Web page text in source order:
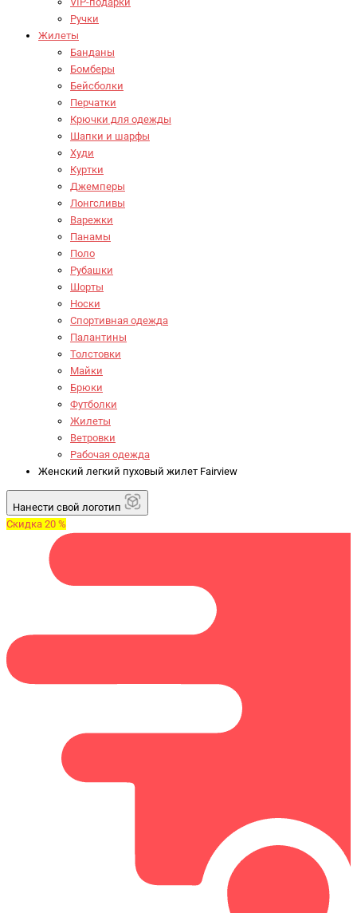
Ручки
Жилеты
Банданы
Бомберы
Бейсболки
Перчатки
Крючки для одежды
Шапки и шарфы
Худи
Куртки
Джемперы
Лонгсливы
Варежки
Панамы
Поло
Рубашки
Шорты
Носки
Спортивная одежда
Палантины
Толстовки
Майки
Брюки
Футболки
Жилеты
Ветровки
Рабочая одежда
Женский легкий пуховый жилет Fairview
Нанести свой логотип
Скидка 20 %